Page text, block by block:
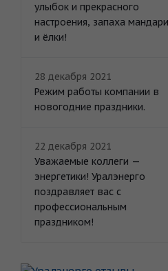
улыбок и прекрасного
настроения, запаха
и ёлки!
28 декабря 2021
Режим работы компании в
новогодние праздники.
22 декабря 2021
Уважаемые коллеги —
энергетики! Уралэнерго
поздравляет вас с
профессиональным
праздником!